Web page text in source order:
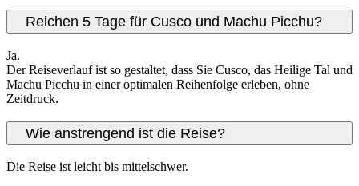
Reichen 5 Tage für Cusco und Machu Picchu?
Ja.
Der Reiseverlauf ist so gestaltet, dass Sie Cusco, das Heilige Tal und
Machu Picchu in einer optimalen Reihenfolge erleben, ohne
Zeitdruck.
Wie anstrengend ist die Reise?
Die Reise ist leicht bis mittelschwer.